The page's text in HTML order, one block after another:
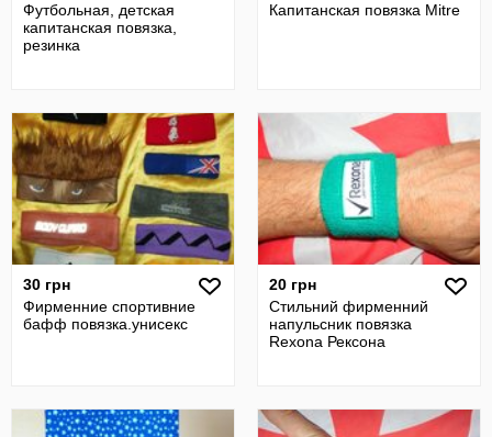
Футбольная, детская
капитанская повязка,
резинка
Капитанская повязка Mitre
30 грн
Фирменние спортивние
бафф повязка.унисекс
20 грн
Стильний фирменний
напульсник повязка
Rexona Рексона